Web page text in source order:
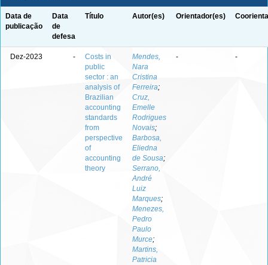
Data de
publicação
Data
de
defesa
Título Autor(es) Orientador(es)
Dez-2023 -
Costs in
public
sector : an
analysis of
Brazilian
accounting
standards
from
perspective
of
accounting
theory
Mendes,
Nara
Cristina
Ferreira;
Cruz,
Emelle
Rodrigues
Novais;
Barbosa,
Eliedna
de Sousa;
Serrano,
André
Luiz
Marques;
Menezes,
Pedro
Paulo
Murce;
Martins,
Patricia
- -